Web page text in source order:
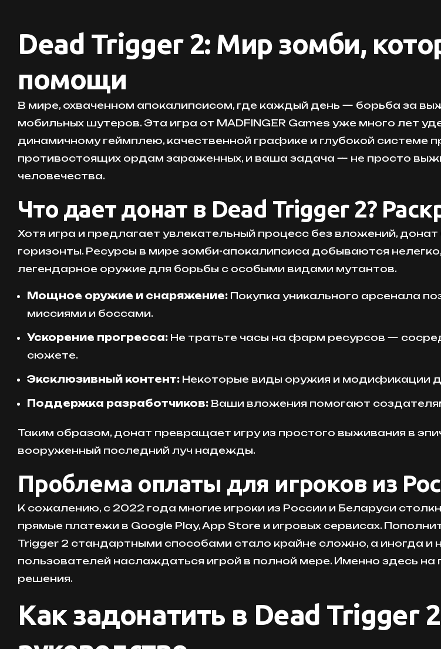
Dead Trigger 2: Мир зомби,
помощи
В мире, охваченном апокалипсисом, где каждый день — борьба за
мобильных шутеров. Эта игра от MADFINGER Games уже много лет
динамичному геймплею, качественной графике и глубокой системе
противостоящих ордам зараженных, и ваша задача — не просто
человечества.
Что дает донат в Dead Trigger 2?
Хотя игра и предлагает увлекательный процесс без вложений,
горизонты. Ресурсы в мире зомби-апокалипсиса добываются
легендарное оружие для борьбы с особыми видами мутантов.
Мощное оружие и снаряжение: Покупка уникального арсенала
миссиями и боссами.
Ускорение прогресса: Не тратьте часы на фарм ресурсов —
сюжете.
Эксклюзивный контент: Некоторые виды оружия и модификации
Поддержка разработчиков: Ваши вложения помогают
Таким образом, донат превращает игру из простого выживания в
вооруженный последний луч надежды.
Проблема оплаты для игроков из
К сожалению, с 2022 года многие игроки из России и Беларуси
прямые платежи в Google Play, App Store и игровых сервисах.
Trigger 2 стандартными способами стало крайне сложно, а иногда
пользователей наслаждаться игрой в полной мере. Именно здесь
решения.
Как задонатить в Dead Trigger